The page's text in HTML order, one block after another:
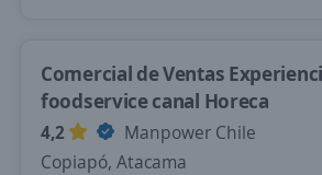
Comercial de Ventas
foodservice canal Horeca
4,2
Manpower Chile
Copiapó, Atacama